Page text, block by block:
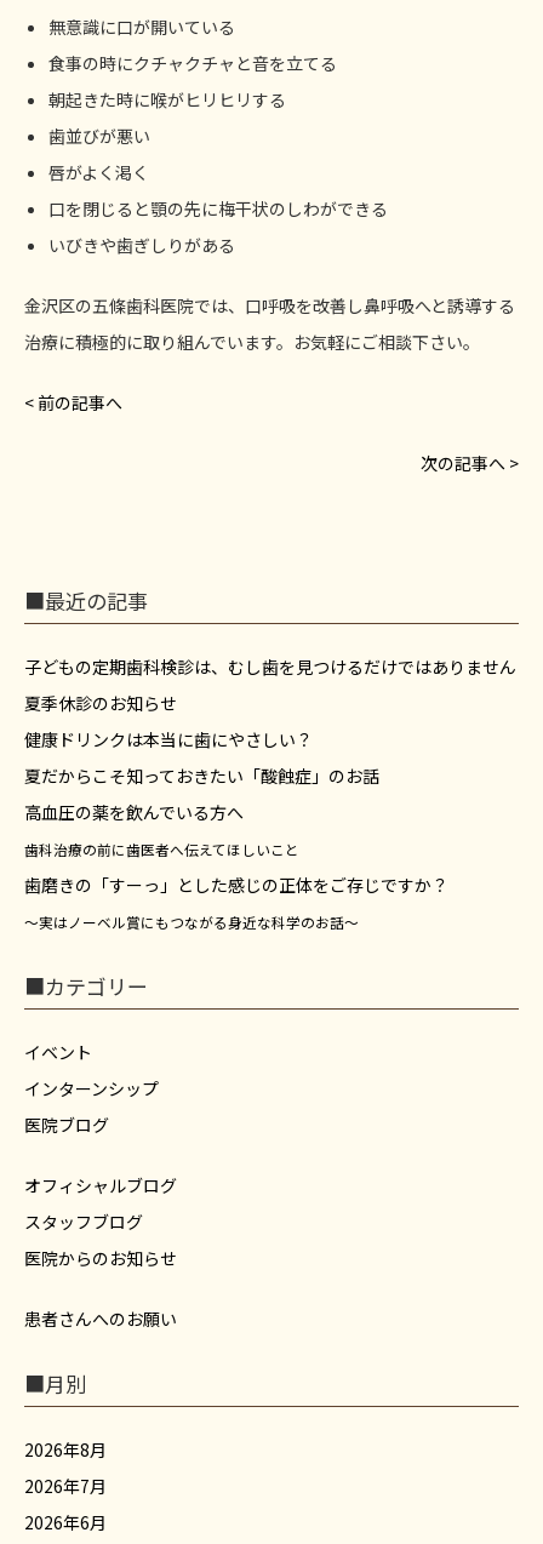
無意識に口が開いている
食事の時にクチャクチャと音を立てる
朝起きた時に喉がヒリヒリする
歯並びが悪い
唇がよく渇く
口を閉じると顎の先に梅干状のしわができる
いびきや歯ぎしりがある
金沢区の五條歯科医院では、口呼吸を改善し鼻呼吸へと誘導する
治療に積極的に取り組んでいます。お気軽にご相談下さい。
< 前の記事へ
次の記事へ >
■最近の記事
子どもの定期歯科検診は、むし歯を見つけるだけではありません
夏季休診のお知らせ
健康ドリンクは本当に歯にやさしい？
夏だからこそ知っておきたい「酸蝕症」のお話
高血圧の薬を飲んでいる方へ
歯科治療の前に歯医者へ伝えてほしいこと
歯磨きの「すーっ」とした感じの正体をご存じですか？
～実はノーベル賞にもつながる身近な科学のお話～
■カテゴリー
イベント
インターンシップ
医院ブログ
オフィシャルブログ
スタッフブログ
医院からのお知らせ
患者さんへのお願い
■月別
2026年8月
2026年7月
2026年6月